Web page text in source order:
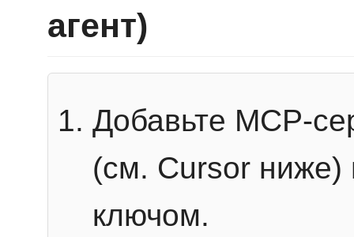
агент)
Добавьте MCP-
(см. Cursor ниже)
ключом.